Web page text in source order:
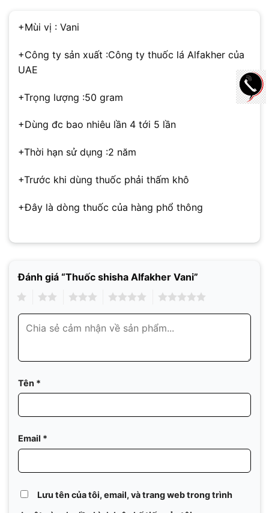
+Mùi vị : Vani
+Công ty sản xuất :Công ty thuốc lá Alfakher của
UAE
+Trọng lượng :50 gram
+Dùng đc bao nhiêu lần 4 tới 5 lần
+Thời hạn sử dụng :2 năm
+Trước khi dùng thuốc phải thấm khô
+Đây là dòng thuốc của hàng phổ thông
Đánh giá “Thuốc shisha Alfakher Vani”
Tên *
Email *
Lưu tên của tôi, email, và trang web trong trình